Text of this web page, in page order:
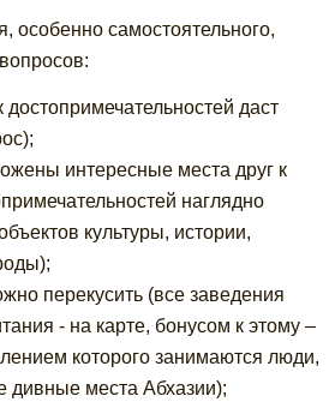
особенно самостоятельного,
достопримечательностей даст
интересные места друг к
наглядно
культуры, истории,
перекусить (все заведения
- на карте, бонусом к этому –
которого занимаются люди,
дивные места Абхазии);